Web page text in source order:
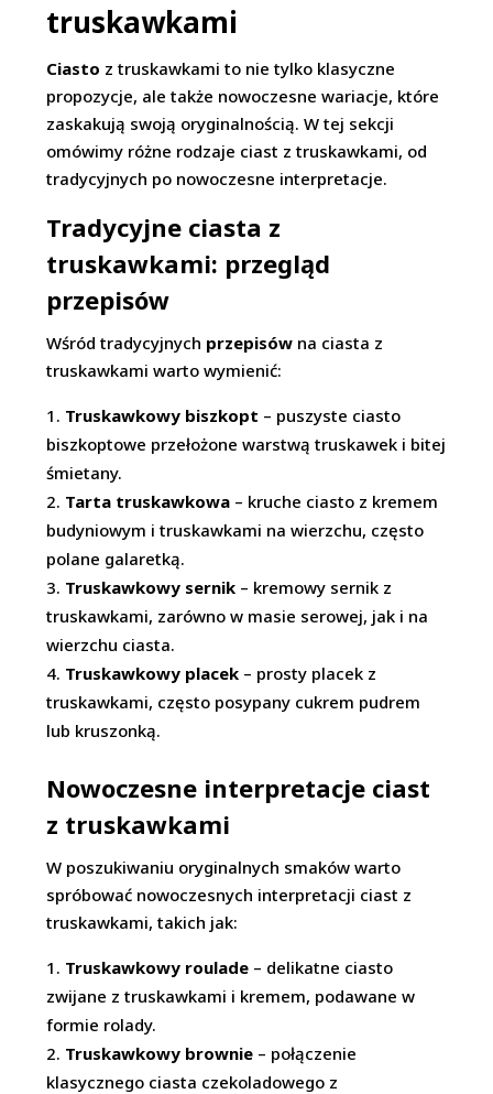
truskawkami
Ciasto z truskawkami to nie tylko klasyczne
propozycje, ale także nowoczesne wariacje, które
zaskakują swoją oryginalnością. W tej sekcji
omówimy różne rodzaje ciast z truskawkami, od
tradycyjnych po nowoczesne interpretacje.
Tradycyjne ciasta z
truskawkami: przegląd
przepisów
Wśród tradycyjnych przepisów na ciasta z
truskawkami warto wymienić:
Truskawkowy biszkopt – puszyste ciasto
biszkoptowe przełożone warstwą truskawek i bitej
śmietany.
Tarta truskawkowa – kruche ciasto z kremem
budyniowym i truskawkami na wierzchu, często
polane galaretką.
Truskawkowy sernik – kremowy sernik z
truskawkami, zarówno w masie serowej, jak i na
wierzchu ciasta.
Truskawkowy placek – prosty placek z
truskawkami, często posypany cukrem pudrem
lub kruszonką.
Nowoczesne interpretacje ciast
z truskawkami
W poszukiwaniu oryginalnych smaków warto
spróbować nowoczesnych interpretacji ciast z
truskawkami, takich jak:
Truskawkowy roulade – delikatne ciasto
zwijane z truskawkami i kremem, podawane w
formie rolady.
Truskawkowy brownie – połączenie
klasycznego ciasta czekoladowego z